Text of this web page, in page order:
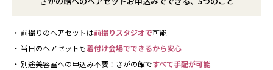
前撮りのヘアセットは前撮りスタジオで可能
当日のヘアセットも着付け会場でできるから安心
別途美容室への申込み不要！さがの館ですべて手配が可能